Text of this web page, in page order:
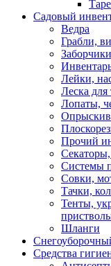
Садовый
Ведра
Грабли,
Лейки,
Леска
Лопаты,
Прочий
Системы
Совки,
Тачки,
Тенты,
Шланги
Средства